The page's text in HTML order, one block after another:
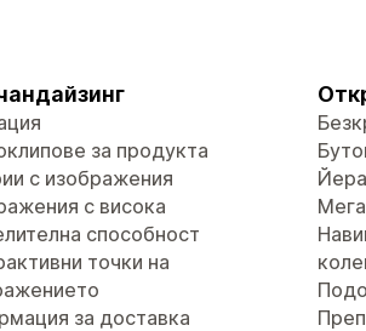
за продукта
с изображения
с висока
способност
точки на
за доставка